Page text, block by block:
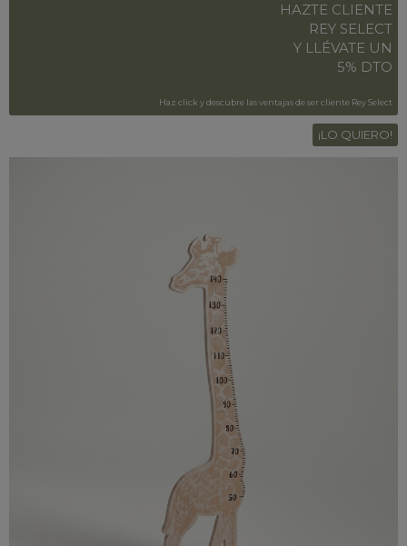
HAZTE CLIENTE
REY SELECT
Y LLÉVATE UN
5% DTO
Haz click y descubre las ventajas de ser cliente Rey Select
¡LO QUIERO!